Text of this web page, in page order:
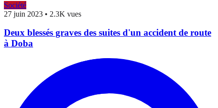
Société
27 juin 2023 • 2.3K vues
Deux blessés graves des suites d'un accident de route
à Doba